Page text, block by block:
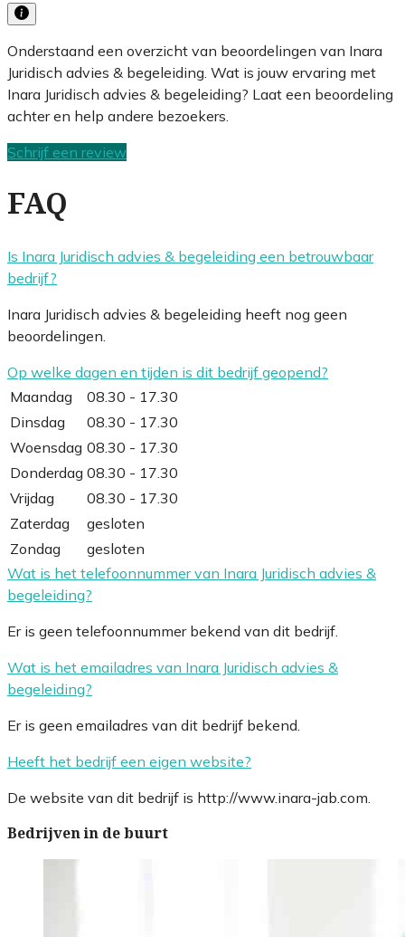
Onderstaand een overzicht van beoordelingen van Inara
Juridisch advies & begeleiding. Wat is jouw ervaring met
Inara Juridisch advies & begeleiding? Laat een beoordeling
achter en help andere bezoekers.
Schrijf een review
FAQ
Is Inara Juridisch advies & begeleiding een betrouwbaar
bedrijf?
Inara Juridisch advies & begeleiding heeft nog geen
beoordelingen.
Op welke dagen en tijden is dit bedrijf geopend?
Maandag
08.30 - 17.30
Dinsdag
08.30 - 17.30
Woensdag 08.30 - 17.30
Donderdag 08.30 - 17.30
Vrijdag
08.30 - 17.30
Zaterdag
gesloten
Zondag
gesloten
Wat is het telefoonnummer van Inara Juridisch advies &
begeleiding?
Er is geen telefoonnummer bekend van dit bedrijf.
Wat is het emailadres van Inara Juridisch advies &
begeleiding?
Er is geen emailadres van dit bedrijf bekend.
Heeft het bedrijf een eigen website?
De website van dit bedrijf is http://www.inara-jab.com.
Bedrijven in de buurt